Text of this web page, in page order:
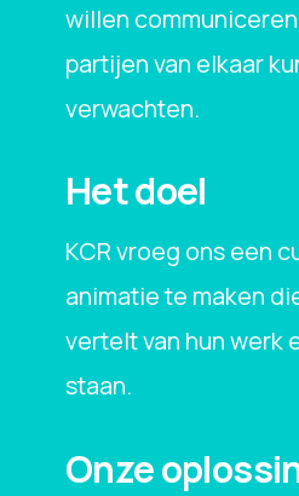
willen
partijen van elkaar
verwachten.
Het doel
KCR vroeg ons een
animatie te maken
vertelt van hun werk
staan.
Onze